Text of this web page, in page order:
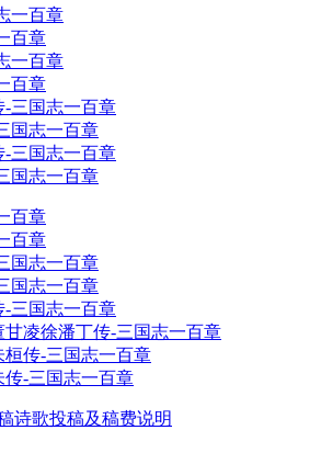
百章
百章
国志一百章
国志一百章
百章
百章
国志一百章
国志一百章
-三国志一百章
凌徐潘丁传-三国志一百章
传-三国志一百章
传-三国志一百章